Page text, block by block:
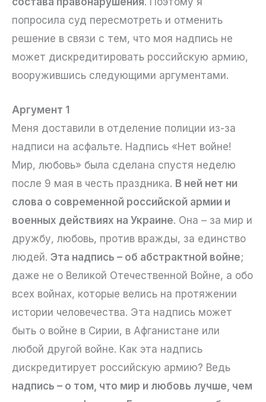
попросила суд пересмотреть и отменить
решение в связи с тем, что моя надпись не
может дискредитировать российскую армию,
вооружившись следующими аргументами.
Аргумент 1
Меня доставили в отделение полиции из-за
надписи на асфальте. Надпись «Нет войне!
Мир, любовь» была сделана спустя неделю
после 9 мая в честь праздника. В ней нет ни
слова о современной российской армии и
военных действиях на Украине. Она – за мир и
дружбу, любовь, против вражды, за единство
людей. Эта надпись – об абстрактной войне;
даже не о Великой Отечественной Войне, а обо
всех войнах, которые велись на протяжении
истории человечества. Эта надпись может
быть о войне в Сирии, в Афганистане или
любой другой войне. Как эта надпись
дискредитирует российскую армию? Ведь
надпись – о том, что мир и любовь лучше, чем